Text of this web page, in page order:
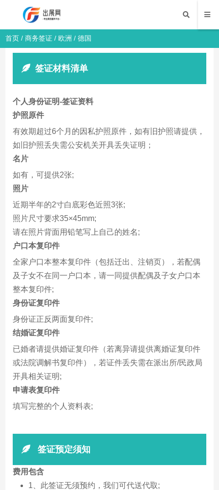
首页 /商务签证 /欧洲 / 德国
签证材料清单
个人身份证明-签证资料
护照原件
有效期超过6个月的因私护照原件，如有旧护照请提供，
如旧护照丢失需公安机关开具丢失证明；
名片
如有，可提供2张;
照片
近期半年的2寸白底彩色近照3张;
照片尺寸要求35×45mm;
请在照片背面用铅笔写上自己的姓名;
户口本复印件
全家户口本整本复印件（包括迁出、注销页），若配偶
及子女不在同一户口本，请一同提供配偶及子女户口本
整本复印件;
身份证复印件
身份证正反两面复印件;
结婚证复印件
已婚者请提供婚证复印件（若离异请提供离婚证复印件
或法院调解书复印件），若证件丢失需在派出所/民政局
开具相关证明;
申请表复印件
填写完整的个人资料表;
签证预定须知
费用包含
1、此签证无须预约，我们可代送代取;